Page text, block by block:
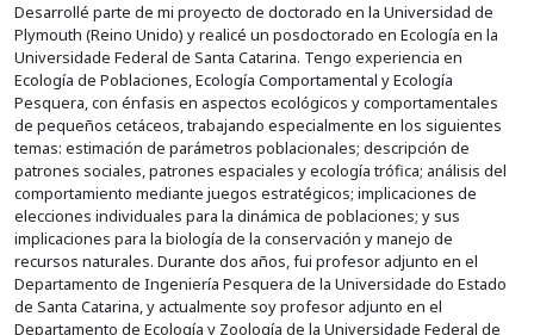
Desarrollé parte de mi proyecto de doctorado en la Universidad de
Plymouth (Reino Unido) y realicé un posdoctorado en Ecología en la
Universidade Federal de Santa Catarina. Tengo experiencia en
Ecología de Poblaciones, Ecología Comportamental y Ecología
Pesquera, con énfasis en aspectos ecológicos y comportamentales
de pequeños cetáceos, trabajando especialmente en los siguientes
temas: estimación de parámetros poblacionales; descripción de
patrones sociales, patrones espaciales y ecología trófica; análisis del
comportamiento mediante juegos estratégicos; implicaciones de
elecciones individuales para la dinámica de poblaciones; y sus
implicaciones para la biología de la conservación y manejo de
recursos naturales. Durante dos años, fui profesor adjunto en el
Departamento de Ingeniería Pesquera de la Universidade do Estado
de Santa Catarina, y actualmente soy profesor adjunto en el
Departamento de Ecología y Zoología de la Universidade Federal de